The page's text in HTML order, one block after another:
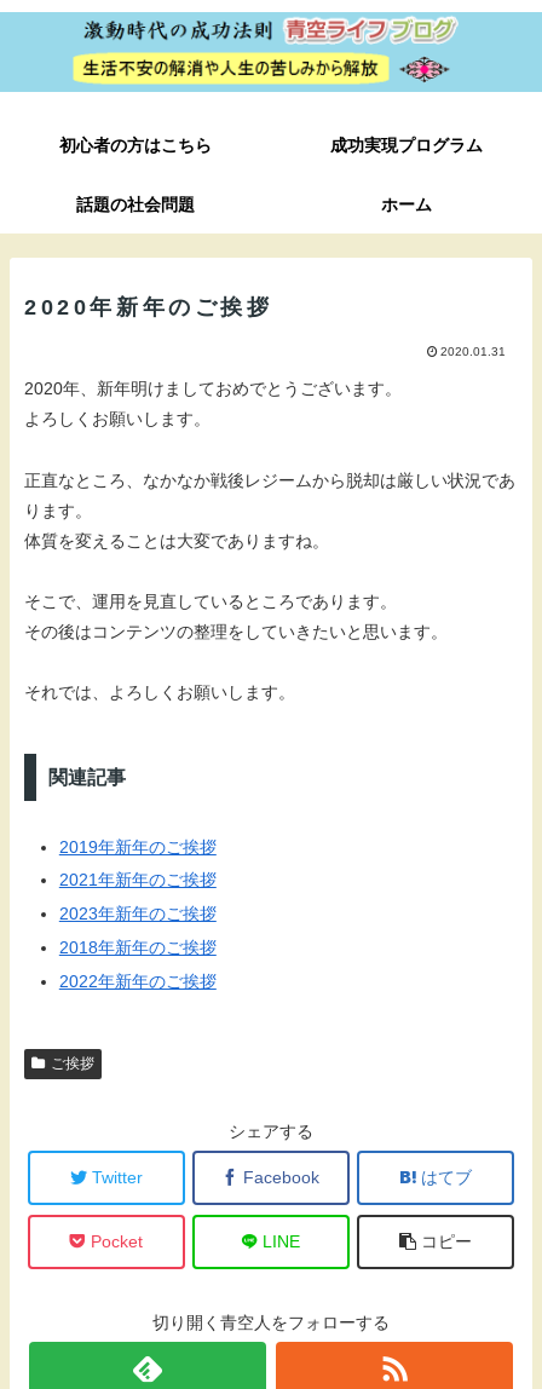
初心者の方はこちら 成功実現プログラム
話題の社会問題 ホーム
2020年新年のご挨拶
2020.01.31
2020年、新年明けましておめでとうございます。
よろしくお願いします。
正直なところ、なかなか戦後レジームから脱却は厳しい状況であ
ります。
体質を変えることは大変でありますね。
そこで、運用を見直しているところであります。
その後はコンテンツの整理をしていきたいと思います。
それでは、よろしくお願いします。
関連記事
2019年新年のご挨拶
2021年新年のご挨拶
2023年新年のご挨拶
2018年新年のご挨拶
2022年新年のご挨拶
ご挨拶
シェアする
Twitter Facebook はてブ
Pocket LINE コピー
切り開く青空人をフォローする